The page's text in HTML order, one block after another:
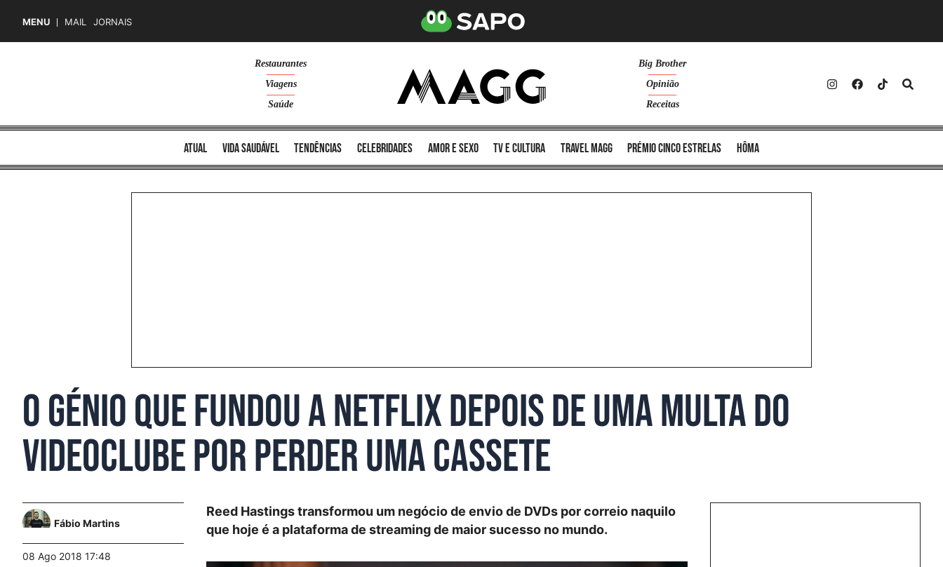
MENU MAIL JORNAIS
Restaurantes
Viagens
Saúde
Big Brother
Opinião
Receitas
atual vida saudável tendências celebridades amor e sexo TV e cultura Travel MAGG Prémio Cinco Estrelas Hôma
O génio que fundou a Netflix depois de uma multa do
videoclube por perder uma cassete
Fábio Martins
08 Ago 2018 17:48
Reed Hastings transformou um negócio de envio de DVDs por correio naquilo
que hoje é a plataforma de streaming de maior sucesso no mundo.